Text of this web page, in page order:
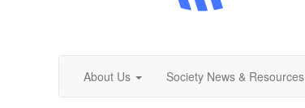
About Us Society News & Resources